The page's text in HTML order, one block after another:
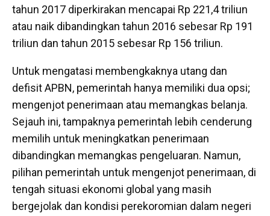
tahun 2017 diperkirakan mencapai Rp 221,4 triliun
atau naik dibandingkan tahun 2016 sebesar Rp 191
triliun dan tahun 2015 sebesar Rp 156 triliun.
Untuk mengatasi membengkaknya utang dan
defisit APBN, pemerintah hanya memiliki dua opsi;
mengenjot penerimaan atau memangkas belanja.
Sejauh ini, tampaknya pemerintah lebih cenderung
memilih untuk meningkatkan penerimaan
dibandingkan memangkas pengeluaran. Namun,
pilihan pemerintah untuk mengenjot penerimaan, di
tengah situasi ekonomi global yang masih
bergejolak dan kondisi perekoromian dalam negeri